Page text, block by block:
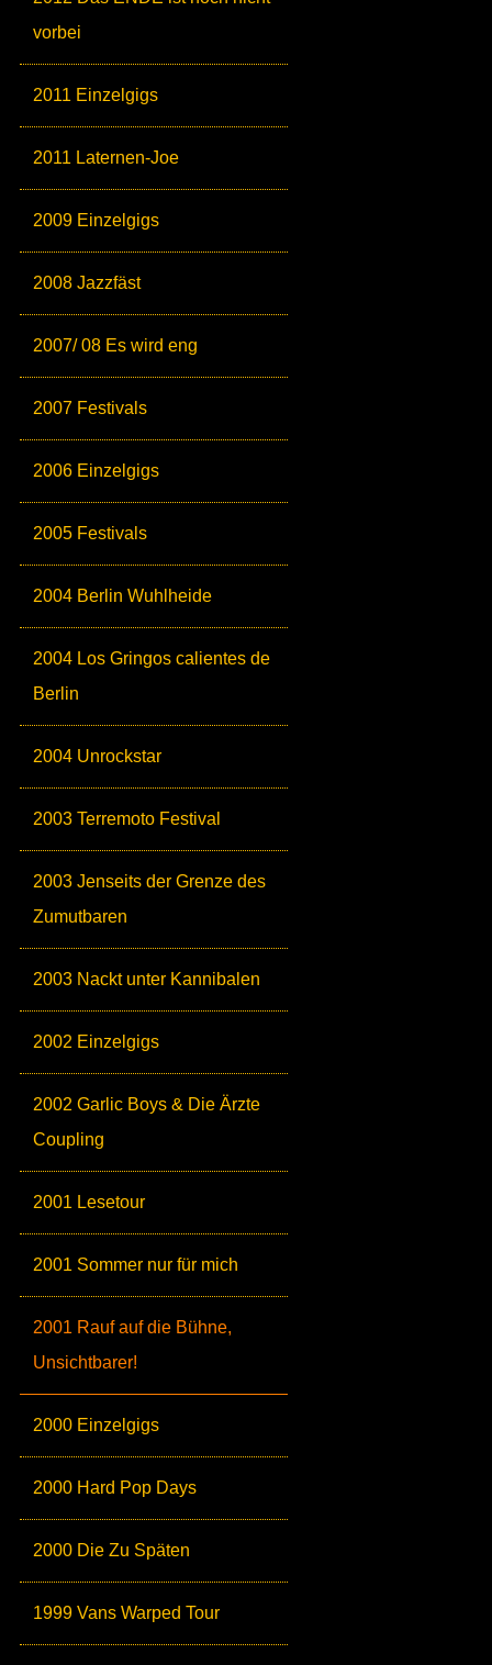
vorbei
2011 Einzelgigs
2011 Laternen-Joe
2009 Einzelgigs
2008 Jazzfäst
2007/ 08 Es wird eng
2007 Festivals
2006 Einzelgigs
2005 Festivals
2004 Berlin Wuhlheide
2004 Los Gringos calientes de
Berlin
2004 Unrockstar
2003 Terremoto Festival
2003 Jenseits der Grenze des
Zumutbaren
2003 Nackt unter Kannibalen
2002 Einzelgigs
2002 Garlic Boys & Die Ärzte
Coupling
2001 Lesetour
2001 Sommer nur für mich
2001 Rauf auf die Bühne,
Unsichtbarer!
2000 Einzelgigs
2000 Hard Pop Days
2000 Die Zu Späten
1999 Vans Warped Tour